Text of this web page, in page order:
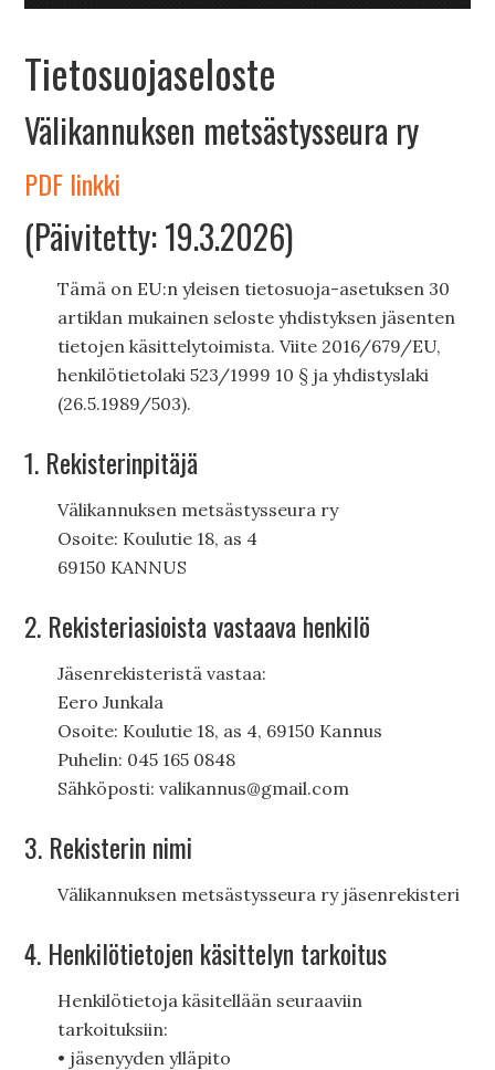
Tietosuojaseloste
Välikannuksen metsästysseura ry
PDF linkki
(Päivitetty: 19.3.2026)
Tämä on EU:n yleisen tietosuoja-asetuksen 30
artiklan mukainen seloste yhdistyksen jäsenten
tietojen käsittelytoimista. Viite 2016/679/EU,
henkilötietolaki 523/1999 10 § ja yhdistyslaki
(26.5.1989/503).
1. Rekisterinpitäjä
Välikannuksen metsästysseura ry
Osoite: Koulutie 18, as 4
69150 KANNUS
2. Rekisteriasioista vastaava henkilö
Jäsenrekisteristä vastaa:
Eero Junkala
Osoite: Koulutie 18, as 4, 69150 Kannus
Puhelin: 045 165 0848
Sähköposti: valikannus@gmail.com
3. Rekisterin nimi
Välikannuksen metsästysseura ry jäsenrekisteri
4. Henkilötietojen käsittelyn tarkoitus
Henkilötietoja käsitellään seuraaviin
tarkoituksiin:
• jäsenyyden ylläpito